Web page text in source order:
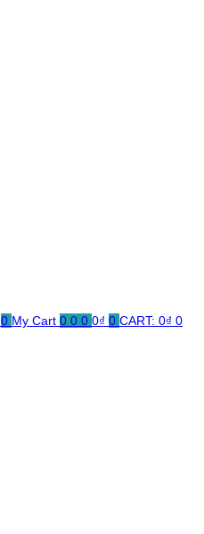
0 My Cart 0 0 0 0₫ 0 CART: 0₫ 0